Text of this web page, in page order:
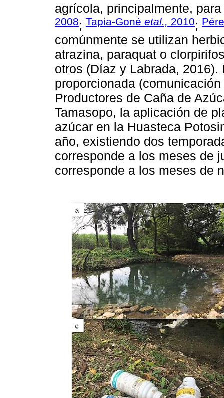
agrícola, principalmente,
2008; Tapia-Goné etal., 2010;
comúnmente se utilizan
atrazina, paraquat o
otros (Díaz y Labrada,
proporcionada
Productores de Caña de
Tamasopo, la aplicación de
azúcar en la Huasteca
año, existiendo dos
corresponde a los meses de
corresponde a los meses de